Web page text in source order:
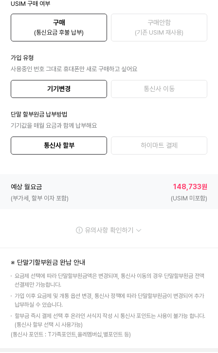
USIM 구매 여부
구매
(통신요금 후불 납부)
구매안함
(기존 USIM 재사용)
가입 유형
사용중인 번호 그대로 휴대폰만 새로 구매하고 싶어요
기기변경 통신사 이동
단말 할부원금 납부방법
기기값을 매월 요금과 함께 납부해요
통신사 할부 하이마트 결제
예상 월요금
(부가세, 할부 이자 포함)
148,733원
(USIM 미포함)
유의사항 확인하기
※ 단말기할부원금 완납 안내
요금제 선택에 따라 단말할부원금액은 변경되며, 통신사 이동의 경우 단말할부원금 전액
선결제만 가능합니다.
가입 이후 요금제 및 개통 옵션 변경, 통신사 정책에 따라 단말할부원금이 변경되어 추가
납부하실 수 있습니다.
할부금 즉시 결제 선택 후 온라인 서식지 작성 시 통신사 포인트는 사용이 불가능 합니다.
(통신사 할부 선택 시 사용가능)
(통신사 포인트 : T가족포인트,올레멤버십,별포인트 등)